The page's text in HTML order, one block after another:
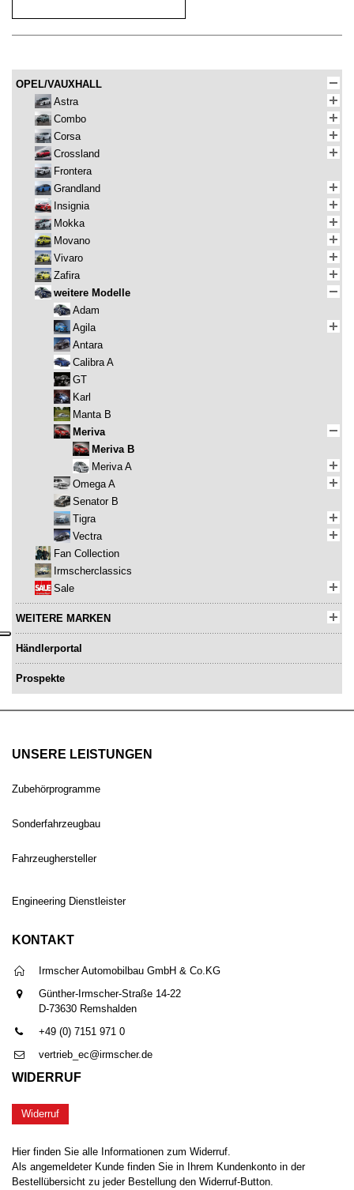
OPEL/VAUXHALL
Astra
Combo
Corsa
Crossland
Frontera
Grandland
Insignia
Mokka
Movano
Vivaro
Zafira
weitere Modelle
Adam
Agila
Antara
Calibra A
GT
Karl
Manta B
Meriva
Meriva B
Meriva A
Omega A
Senator B
Tigra
Vectra
Fan Collection
Irmscherclassics
Sale
WEITERE MARKEN
Händlerportal
Prospekte
UNSERE LEISTUNGEN
Zubehörprogramme
Sonderfahrzeugbau
Fahrzeughersteller
Engineering Dienstleister
KONTAKT
Irmscher Automobilbau GmbH & Co.KG
Günther-Irmscher-Straße 14-22
D-73630 Remshalden
+49 (0) 7151 971 0
vertrieb_ec@irmscher.de
WIDERRUF
Widerruf
Hier finden Sie alle Informationen zum Widerruf.
Als angemeldeter Kunde finden Sie in Ihrem Kundenkonto in der
Bestellübersicht zu jeder Bestellung den Widerruf-Button.